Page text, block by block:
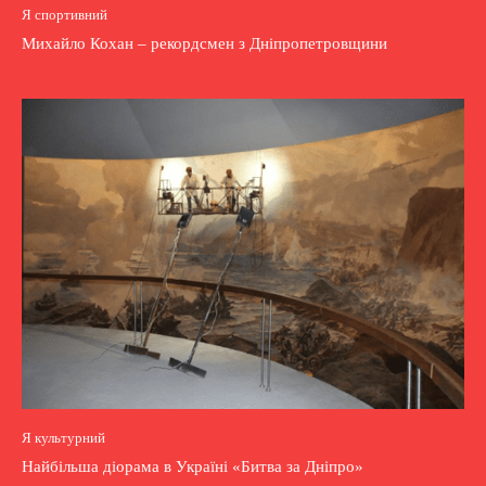
Я спортивний
Михайло Кохан – рекордсмен з Дніпропетровщини
Я культурний
Найбільша діорама в Україні «Битва за Дніпро»